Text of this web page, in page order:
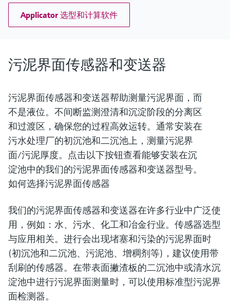
Applicator 选型和计算软件
污泥界面传感器和变送器
污泥界面传感器和变送器帮助测量污泥界面，而
不是液位。不间断监测澄清和沉淀阶段的分离区
和过渡区，确保您的过程高效运转。通常安装在
污水处理厂的初沉池和二沉池上，测量污泥界
面/污泥厚度。点击以下按钮查看能够安装在沉
淀池中的我们的污泥界面传感器和变送器型号。
如何选择污泥界面传感器
我们的污泥界面传感器和变送器在许多行业中广泛使
用，例如：水、污水、化工和冶金行业。传感器选型
与应用相关。进行会出现堵塞和污染的污泥界面时
(初沉池和二沉池、污泥池、增稠剂等)，建议使用带
刮刷的传感器。在带表面撇渣板的二沉池中或清水沉
淀池中进行污泥界面测量时，可以使用标准型污泥界
面检测器。